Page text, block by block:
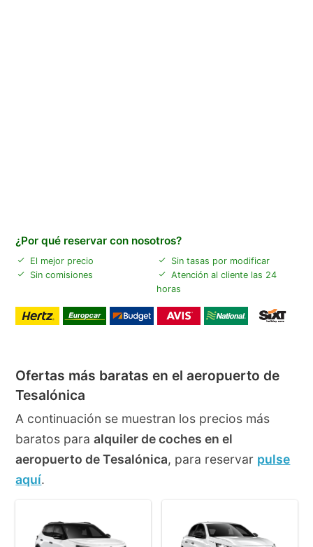
¿Por qué reservar con nosotros?
El mejor precio
Sin tasas por modificar
Sin comisiones
Atención al cliente las 24
horas
Ofertas más baratas en el aeropuerto de
Tesalónica
A continuación se muestran los precios más
baratos paraalquiler de coches en el
aeropuerto de Tesalónica, para reservar pulse
aquí.